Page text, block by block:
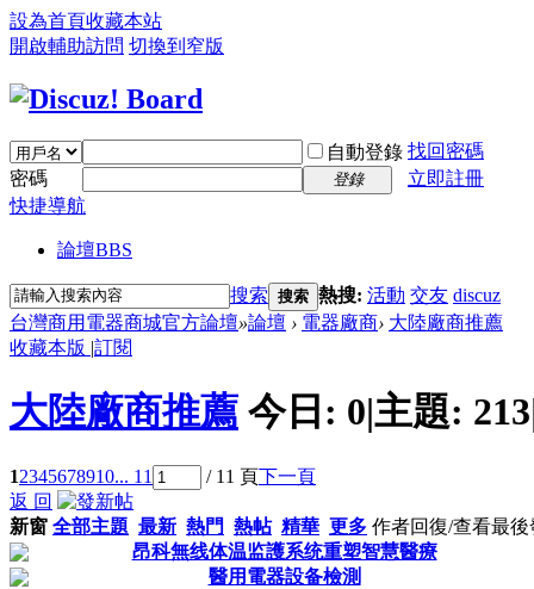
設為首頁收藏本站
開啟輔助訪問 切換到窄版
自動登錄 找回密碼
密碼
登錄
立即註冊
快捷導航
論壇BBS
搜索 搜索 熱搜: 活動 交友 discuz
台灣商用電器商城官方論壇»論壇 › 電器廠商› 大陸廠商推薦
收藏本版 |訂閱
大陸廠商推薦 今日: 0|主題: 213
12345678910... 11 / 11 頁下一頁
返 回
新窗 全部主題 最新 熱門 熱帖 精華 更多 作者回復/查看最後
昂科無线体温监護系统重塑智慧醫療
醫用電器設备檢測